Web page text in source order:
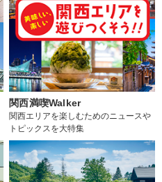
関西満喫Walker
関西エリアを楽しむためのニュースや
トピックスを大特集